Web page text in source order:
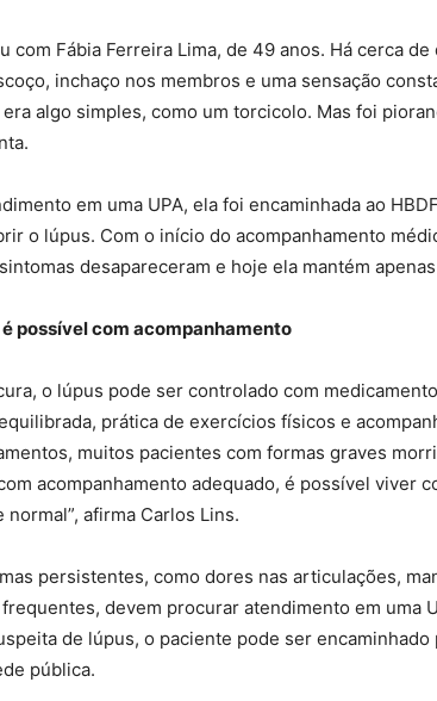
com Fábia Ferreira Lima, de 49 anos. Há cerca
inchaço nos membros e uma sensação
algo simples, como um torcicolo. Mas foi
em uma UPA, ela foi encaminhada ao
o lúpus. Com o início do acompanhamento
desapareceram e hoje ela mantém
possível com acompanhamento
o lúpus pode ser controlado com
prática de exercícios físicos e
muitos pacientes com formas graves
acompanhamento adequado, é possível viver
afirma Carlos Lins.
persistentes, como dores nas articulações,
devem procurar atendimento em uma
de lúpus, o paciente pode ser encaminhado
pública.